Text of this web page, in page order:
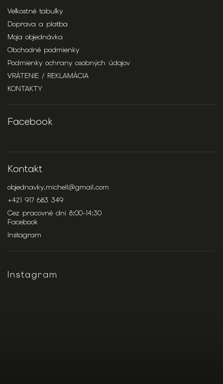
Veľkostné tabuľky
Doprava a platba
Moja objednávka
Obchodné podmienky
Podmienky ochrany osobných údajov
VRÁTENIE / REKLAMÁCIA
KONTAKTY
Facebook
Kontakt
objednavky.michell@gmail.com
+421 917 683 349
Cez pracovné dni 8:00-14:30
Facebook
Instagram
Instagram